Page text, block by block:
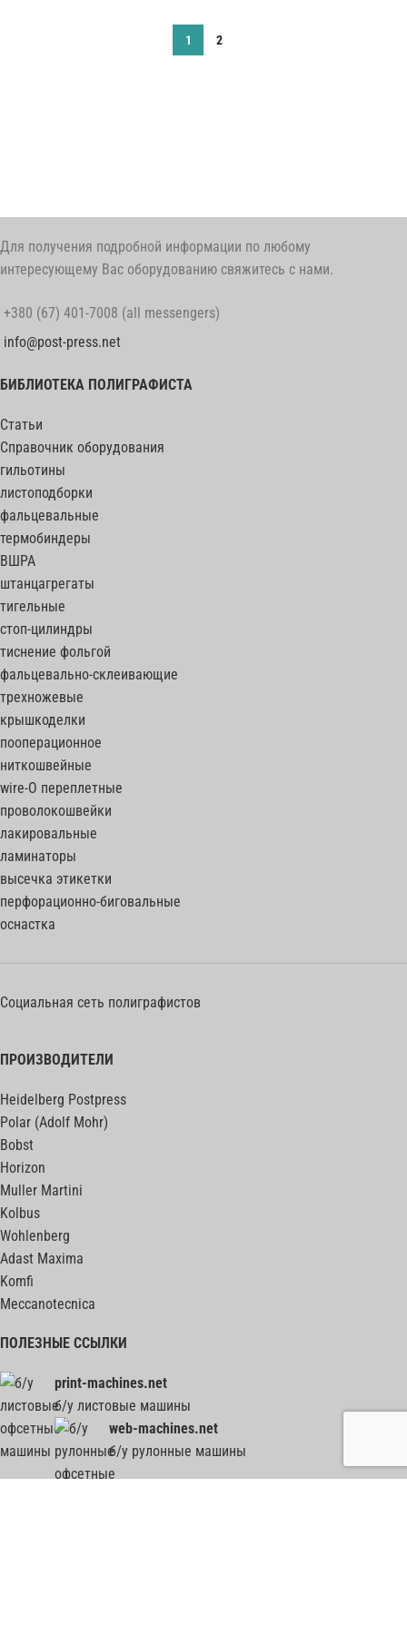
1 2
Для получения подробной информации по любому
интересующему Вас оборудованию свяжитесь с нами.
+380 (67) 401-7008 (all messengers)
info@post-press.net
БИБЛИОТЕКА ПОЛИГРАФИСТА
Статьи
Справочник оборудования
гильотины
листоподборки
фальцевальные
термобиндеры
ВШРА
штанцагрегаты
тигельные
стоп-цилиндры
тиснение фольгой
фальцевально-склеивающие
трехножевые
крышкоделки
пооперационное
ниткошвейные
wire-O переплетные
проволокошвейки
лакировальные
ламинаторы
высечка этикетки
перфорационно-биговальные
оснастка
Социальная сеть полиграфистов
ПРОИЗВОДИТЕЛИ
Heidelberg Postpress
Polar (Adolf Mohr)
Bobst
Horizon
Muller Martini
Kolbus
Wohlenberg
Adast Maxima
Komfi
Meccanotecnica
ПОЛЕЗНЫЕ ССЫЛКИ
print-machines.net
б/у листовые машины
web-machines.net
б/у рулонные машины